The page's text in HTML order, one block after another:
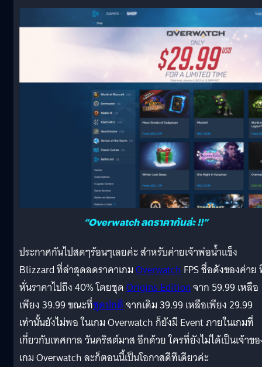
“Overwatch ลดราคากันล่ะ !!”
ประกาศกันไปสดๆร้อนๆเลยค่ะ สำหรับค่ายเจ้าพ่อน้ำแข็ง
Blizzard ที่ล่าสุดลดราคาเกมOverwatchFPS ชื่อดังของค่าย
หั่นราคาไปถึง 40% โดยชุดOrigins Editionจาก 59.99 เหลือ
เพียง 39.99 ขณะที่ชุดปกติจากเดิม 39.99 เหลือเพียง 29.99
เท่านั้นยังไม่พอ ในเกม Overwatch ก็ยังมี Event ภายในเกมที่
เกี่ยวกับเทศกาล วันคริสต์มาส อีกด้วย ใครที่ยังไม่ได้เป็นเจ้าข
เกม Overwatch ละก็ตอนนี้เป็นโอกาสดีทีเดียวค่ะ